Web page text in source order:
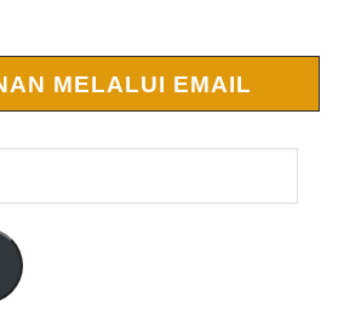
MELALUI EMAIL